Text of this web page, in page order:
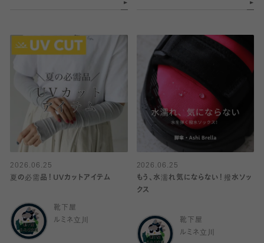
2026.06.25
夏の必需品！UVカットアイテム
靴下屋
ルミネ立川
2026.06.25
もう、水濡れ気にならない！撥水ソッ
クス
靴下屋
ルミネ立川